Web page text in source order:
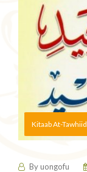
Kitaab At-Tawhiid
Byuongofu